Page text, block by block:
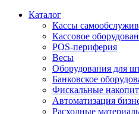
Каталог
Кассы
Кассовое
POS-периферия
Весы
Оборудования для
Банковское
Фискальные
Автоматизация
Расходные